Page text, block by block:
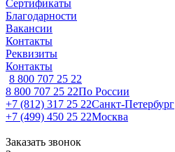
Сертификаты
Благодарности
Вакансии
Контакты
Реквизиты
Контакты
8 800 707 25 22
8 800 707 25 22По России
+7 (812) 317 25 22Санкт-Петербург
+7 (499) 450 25 22Москва
Заказать звонок